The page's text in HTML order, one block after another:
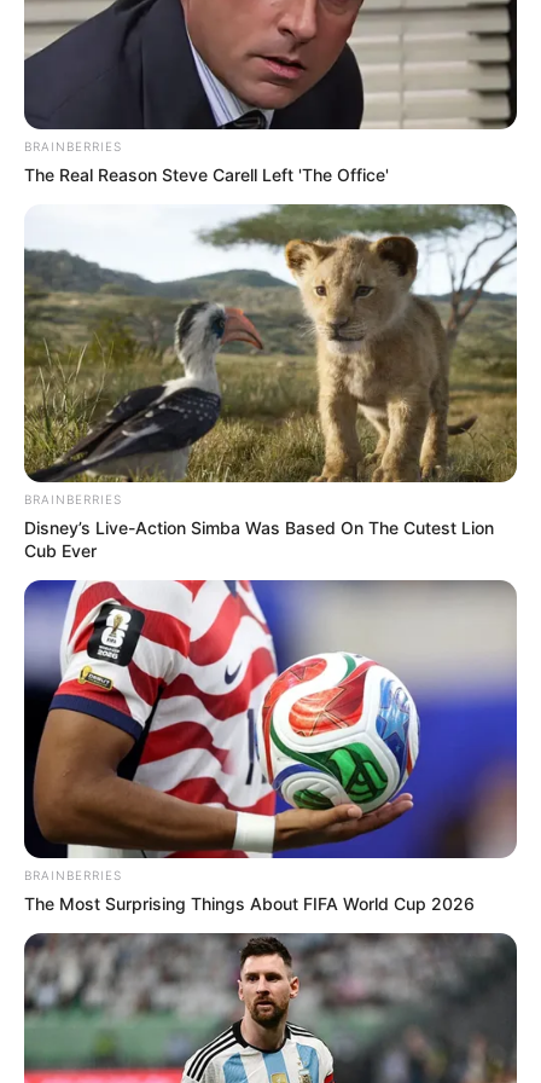
പ്രമുഖ് കതിരൂര്‍ മനോജ് വധക്കേസില്‍ പി.
ജയരാജന്‍ നല്‍കിയ മുന്‍കൂര്‍ ജാമ്യാപേക്ഷയില്‍
തലശേരി സെഷന്‍സ് കോടതിയുടെ വിധി ഇന്ന്.
കേസില്‍ സിബിഐ മൂന്നാം തവണയും ചോദ്യം
ചെയ്യാൻ വിളിച്ച സാഹചര്യത്തിലാണ് ജയരാജൻ
മുൻകൂർ ജാമ്യത്തിനായി കോടതിയെ സമീപിച്ചത്.
തന്റെ കക്ഷിയ്‌ക്കെതിരെ ഒരു തെളിവും ഹാജരാക്കാന്‍
BRAINBERRIES
The Real Reason Steve Carell Left 'The Office'
BRAINBERRIES
Disney’s Live-Action Simba Was Based On The Cutest Lion
Cub Ever
BRAINBERRIES
The Most Surprising Things About FIFA World Cup 2026